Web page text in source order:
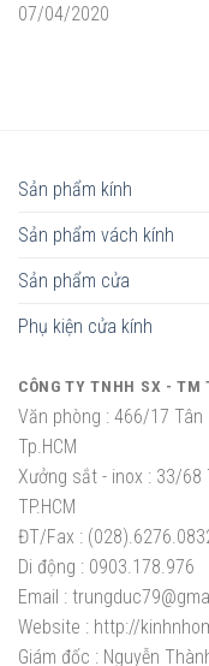
07/04/2020
Sản phẩm kính
Sản phẩm vách kính
Sản phẩm cửa
Phụ kiện cửa kính
CÔNG TY TNHH SX - TM
Văn phòng : 466/17 Tân
Tp.HCM
Xưởng sắt - inox : 33/68
TP.HCM
ĐT/Fax :
Di động : 0903.178.976
Email :
Website : http://
Giám đốc : Nguyễn